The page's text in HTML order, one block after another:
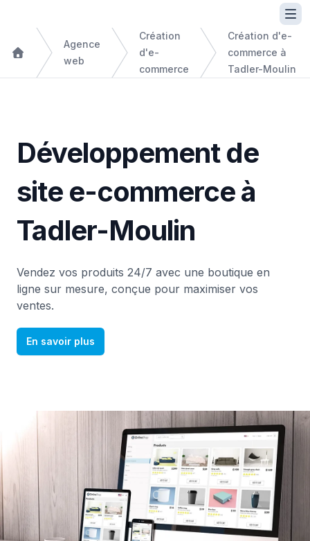
Agence
web
Création
d'e-
commerce
Création d'e-
commerce à
Tadler-Moulin
Développement de
site e-commerce à
Tadler-Moulin
Vendez vos produits 24/7 avec une boutique en
ligne sur mesure, conçue pour maximiser vos
ventes.
En savoir plus